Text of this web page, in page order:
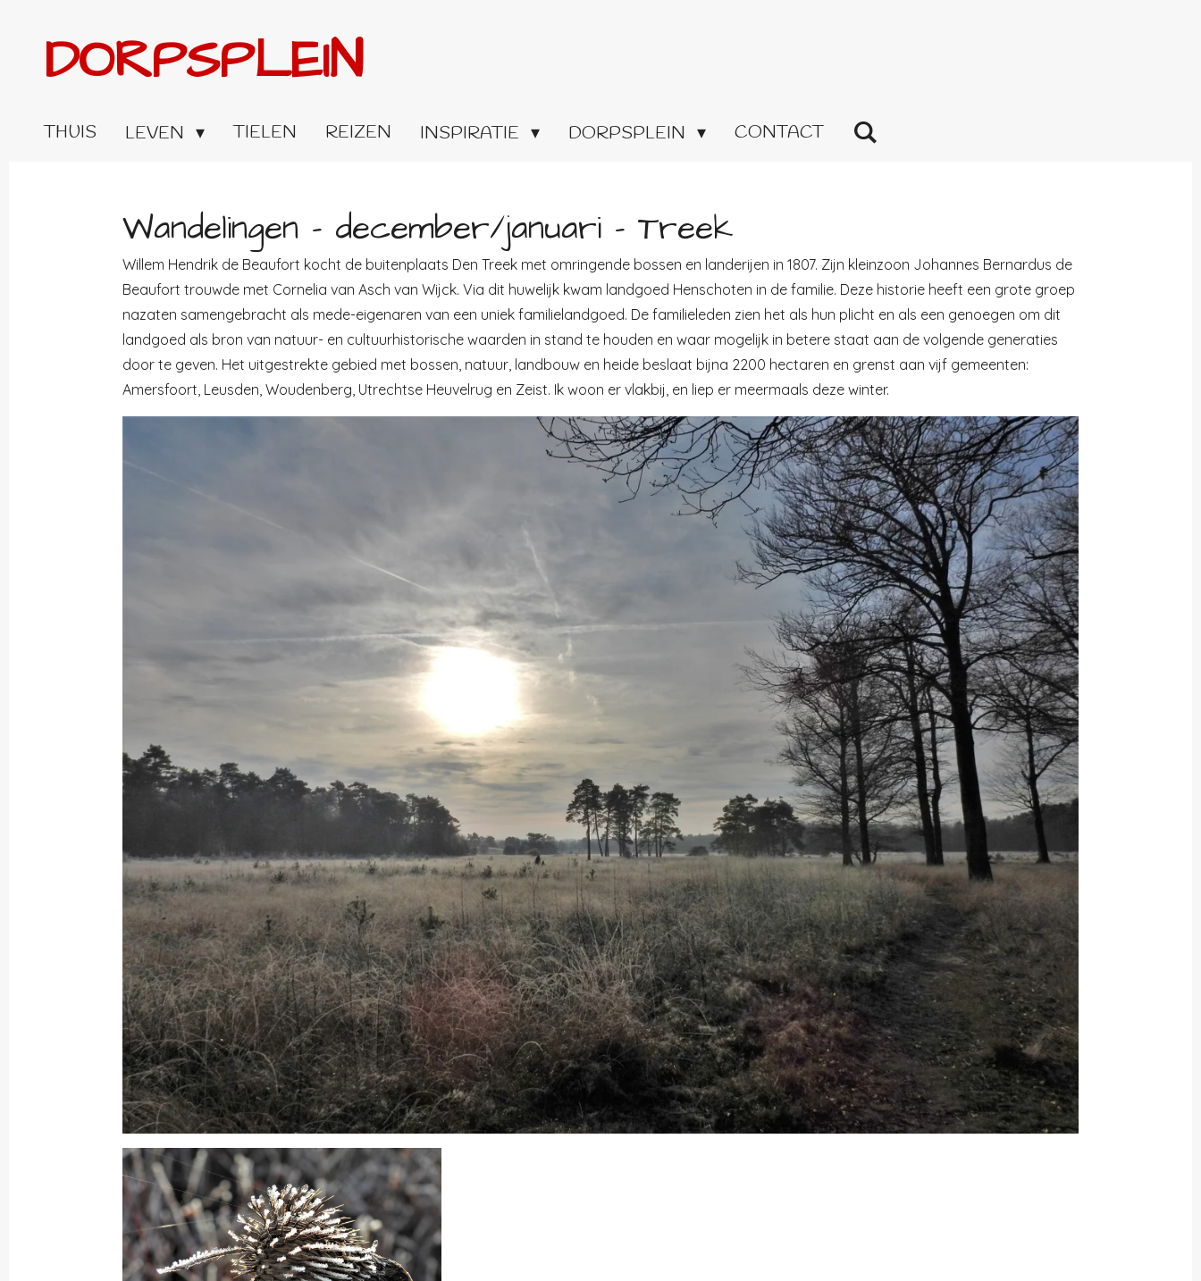
DORPSPLEIN
THUIS LEVEN TIELEN REIZEN INSPIRATIE DORPSPLEIN CONTACT
Wandelingen - december/januari - Treek
Willem Hendrik de Beaufort kocht de buitenplaats Den Treek met omringende bossen en landerijen in 1807. Zijn kleinzoon Johannes Bernardus de
Beaufort trouwde met Cornelia van Asch van Wijck. Via dit huwelijk kwam landgoed Henschoten in de familie. Deze historie heeft een grote groep
nazaten samengebracht als mede-eigenaren van een uniek familielandgoed. De familieleden zien het als hun plicht en als een genoegen om dit
landgoed als bron van natuur- en cultuurhistorische waarden in stand te houden en waar mogelijk in betere staat aan de volgende generaties
door te geven. Het uitgestrekte gebied met bossen, natuur, landbouw en heide beslaat bijna 2200 hectaren en grenst aan vijf gemeenten:
Amersfoort, Leusden, Woudenberg, Utrechtse Heuvelrug en Zeist. Ik woon er vlakbij, en liep er meermaals deze winter.